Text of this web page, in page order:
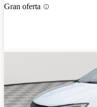
Gran oferta